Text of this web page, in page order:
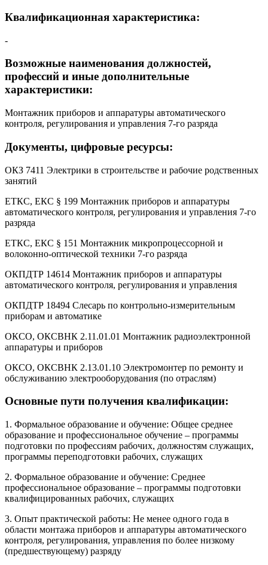
Квалификационная характеристика:
-
Возможные наименования должностей,
профессий и иные дополнительные
характеристики:
Монтажник приборов и аппаратуры автоматического
контроля, регулирования и управления 7-го разряда
Документы, цифровые ресурсы:
ОКЗ 7411 Электрики в строительстве и рабочие родственных
занятий
ЕТКС, ЕКС § 199 Монтажник приборов и аппаратуры
автоматического контроля, регулирования и управления 7-го
разряда
ЕТКС, ЕКС § 151 Монтажник микропроцессорной и
волоконно-оптической техники 7-го разряда
ОКПДТР 14614 Монтажник приборов и аппаратуры
автоматического контроля, регулирования и управления
ОКПДТР 18494 Слесарь по контрольно-измерительным
приборам и автоматике
ОКСО, ОКСВНК 2.11.01.01 Монтажник радиоэлектронной
аппаратуры и приборов
ОКСО, ОКСВНК 2.13.01.10 Электромонтер по ремонту и
обслуживанию электрооборудования (по отраслям)
Основные пути получения квалификации:
1. Формальное образование и обучение: Общее среднее
образование и профессиональное обучение – программы
подготовки по профессиям рабочих, должностям служащих,
программы переподготовки рабочих, служащих
2. Формальное образование и обучение: Среднее
профессиональное образование – программы подготовки
квалифицированных рабочих, служащих
3. Опыт практической работы: Не менее одного года в
области монтажа приборов и аппаратуры автоматического
контроля, регулирования, управления по более низкому
(предшествующему) разряду